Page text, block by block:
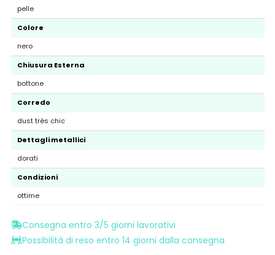
pelle
Colore
nero
Chiusura Esterna
bottone
Corredo
dust très chic
Dettagli metallici
dorati
Condizioni
ottime
Consegna entro 3/5 giorni lavorativi
Possibilità di reso entro 14 giorni dalla consegna